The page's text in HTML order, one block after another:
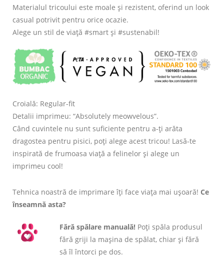
Materialul tricoului este moale și rezistent, oferind un look
casual potrivit pentru orice ocazie.
Alege un stil de viață #smart și #sustenabil!
Croială: Regular-fit
Detalii imprimeu: “Absolutely meowvelous”.
Când cuvintele nu sunt suficiente pentru a-ți arăta
dragostea pentru pisici, poți alege acest tricou! Lasă-te
inspirată de frumoasa viață a felinelor și alege un
imprimeu cool!
Tehnica noastră de imprimare îți face viața mai ușoară! Ce
înseamnă asta?
Fără spălare manuală! Poți spăla produsul
fără griji la mașina de spălat, chiar și fără
să îl întorci pe dos.